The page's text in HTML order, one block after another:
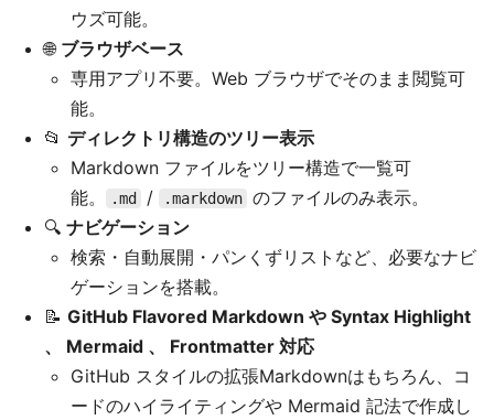
ウズ可能。
🌐 ブラウザベース
専用アプリ不要。Web ブラウザでそのまま閲覧可
能。
📂 ディレクトリ構造のツリー表示
Markdown ファイルをツリー構造で一覧可
能。
.md / .markdown のファイルのみ表示。
🔍 ナビゲーション
検索・自動展開・パンくずリストなど、必要なナビ
ゲーションを搭載。
📝 GitHub Flavored Markdown や Syntax Highlight
、 Mermaid 、 Frontmatter 対応
GitHub スタイルの拡張Markdownはもちろん、コ
ードのハイライティングや Mermaid 記法で作成し